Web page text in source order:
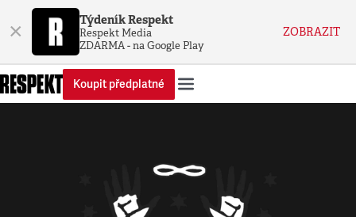
× Týdeník Respekt
Respekt Media
ZDARMA - na Google Play
ZOBRAZIT
Koupit předplatné